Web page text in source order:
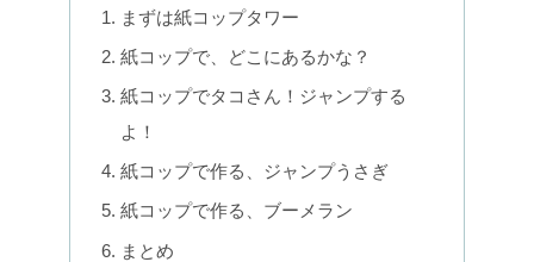
まずは紙コップタワー
紙コップで、どこにあるかな？
紙コップでタコさん！ジャンプする
よ！
紙コップで作る、ジャンプうさぎ
紙コップで作る、ブーメラン
まとめ